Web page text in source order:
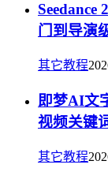
门到导演
其它教程
即梦AI文
视频关键
其它教程